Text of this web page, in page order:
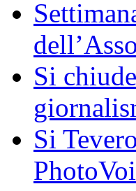
Si
Si